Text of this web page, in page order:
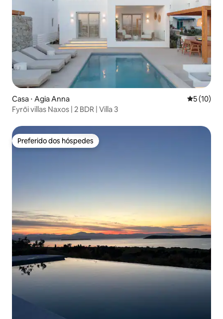
Casa ⋅ Agia Anna 5 de uma
5 (10)
Fyrōi villas Naxos | 2 BDR | Villa 3
Preferido dos hóspedes
Preferido dos hóspedes